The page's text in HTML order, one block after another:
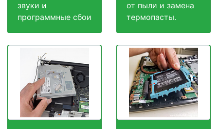
звуки и
программные сбои
от пыли и замена
термопасты.